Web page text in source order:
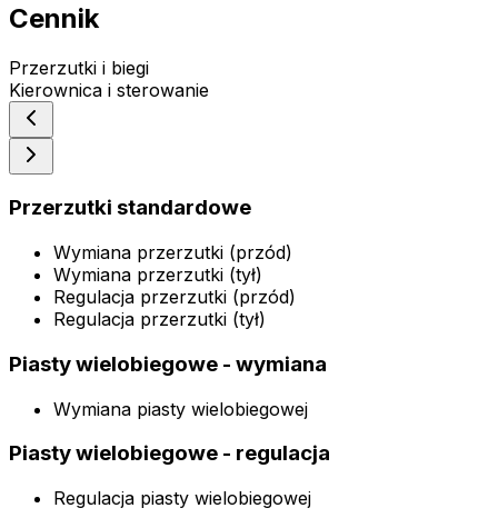
Cennik
Przerzutki i biegi
Kierownica i sterowanie
Przerzutki standardowe
Wymiana przerzutki (przód)
Wymiana przerzutki (tył)
Regulacja przerzutki (przód)
Regulacja przerzutki (tył)
Piasty wielobiegowe - wymiana
Wymiana piasty wielobiegowej
Piasty wielobiegowe - regulacja
Regulacja piasty wielobiegowej